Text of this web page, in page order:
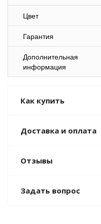
Цвет
Гарантия
Дополнительная
информация
Как купить
Доставка и оплата
Отзывы
Задать вопрос